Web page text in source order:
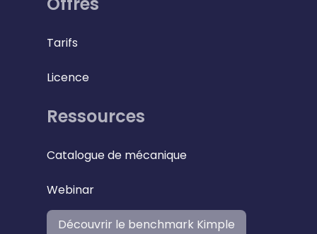
Tarifs
Licence
Ressources
Catalogue de mécanique
Webinar
Découvrir le benchmark Kimple